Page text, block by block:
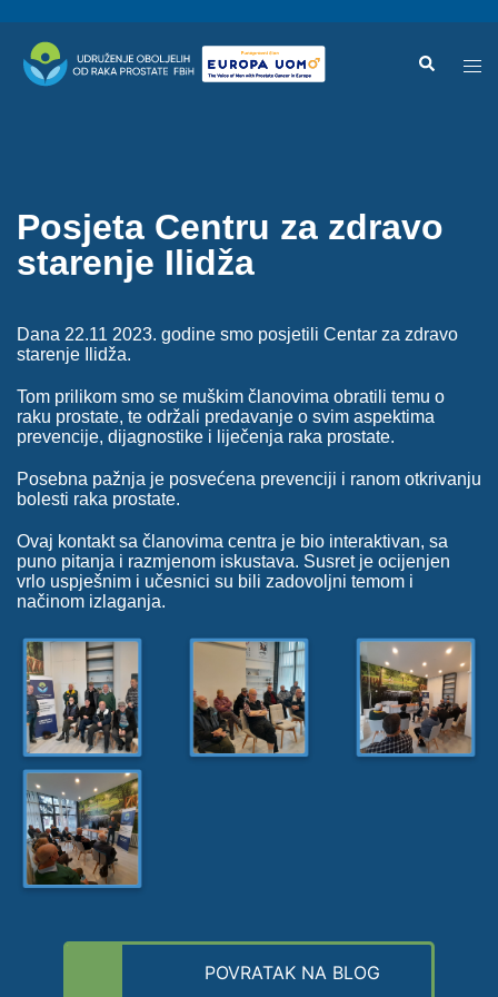
content
Search
Posjeta Centru za zdravo
starenje Ilidža
Dana 22.11 2023. godine smo posjetili Centar za zdravo
starenje Ilidža.
Tom prilikom smo se muškim članovima obratili temu o
raku prostate, te održali predavanje o svim aspektima
prevencije, dijagnostike i liječenja raka prostate.
Posebna pažnja je posvećena prevenciji i ranom otkrivanju
bolesti raka prostate.
Ovaj kontakt sa članovima centra je bio interaktivan, sa
puno pitanja i razmjenom iskustava. Susret je ocijenjen
vrlo uspješnim i učesnici su bili zadovoljni temom i
načinom izlaganja.
POVRATAK NA BLOG